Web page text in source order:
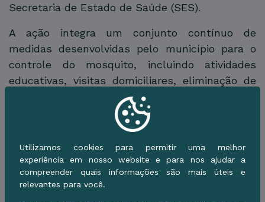
Secretaria de Estado de Saúde (SES).
A ação integra um conjunto contínuo de
medidas desenvolvidas pelo município para o
controle do mosquito, incluindo atividades
educativas, visitas domiciliares, eliminação de
criadouros e orientações à população.
Segundo a Secretaria Municipal de Saúde, o uso
estratégica para reduzir a infestação do
mosquito adulto e, consequentemente, diminuir
o risco de novos casos das arboviroses,
Utilizamos cookies para permitir uma melhor
experiência em nosso website e para nos ajudar a
compreender quais informações são mais úteis e
relevantes para você.